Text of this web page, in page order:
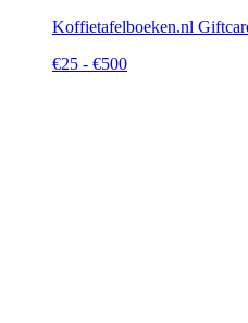
Koffietafelboeken.nl
€25 - €500Prijsklasse: